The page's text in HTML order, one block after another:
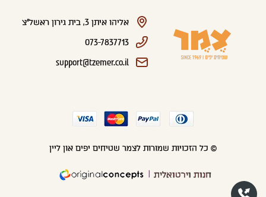
אליהו איתן 3, בית גירון ראשל"צ
073-7837713
support@tzemer.co.il
© כל הזכויות שמורות לצמר שטיחים יפים און ליין
חנות וירטואלית